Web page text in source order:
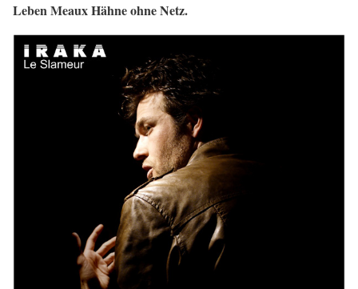
Leben Meaux Hähne ohne Netz.